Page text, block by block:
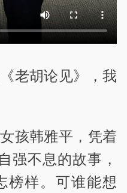
老胡论见》，我
孩韩雅平，凭着
强不息的故事，
榜样。可谁能想